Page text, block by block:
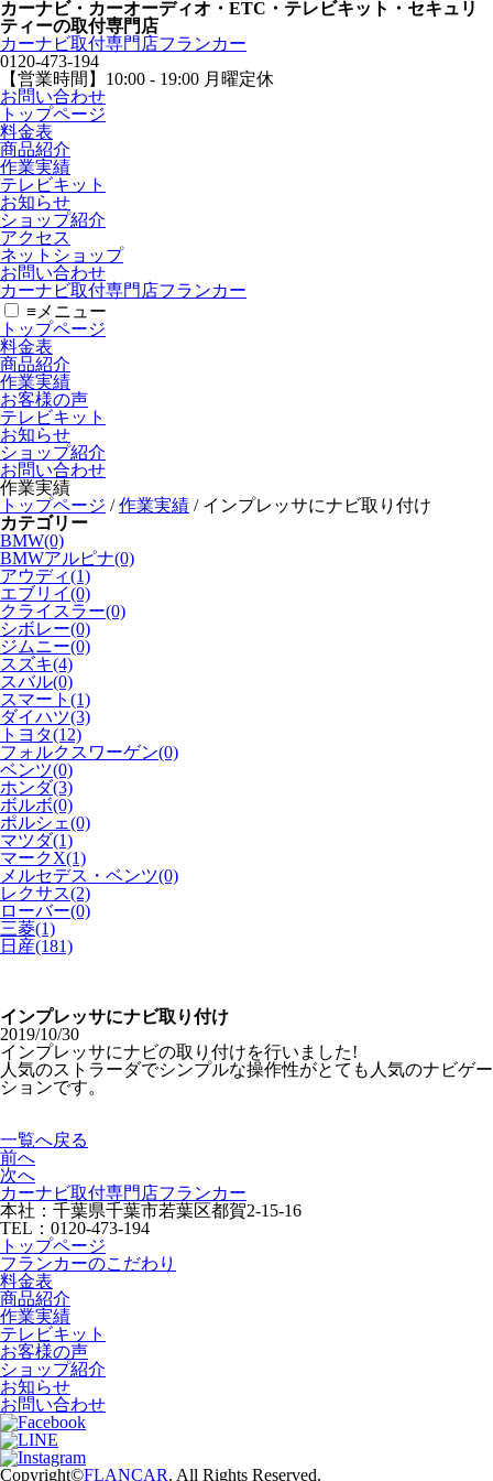
カーナビ・カーオーディオ・ETC・テレビキット・セキュリ
ティーの取付専門店
カーナビ取付専⾨店フランカー
0120-473-194
【営業時間】 10:00 - 19:00 月曜定休
お問い合わせ
トップページ
料金表
商品紹介
作業実績
テレビキット
お知らせ
ショップ紹介
アクセス
ネットショップ
お問い合わせ
カーナビ取付専⾨店フランカー
≡ メニュー
トップページ
料金表
商品紹介
作業実績
お客様の声
テレビキット
お知らせ
ショップ紹介
お問い合わせ
作業実績
トップページ /作業実績 / インプレッサにナビ取り付け
カテゴリー
BMW(0)
BMWアルピナ(0)
アウディ(1)
エブリイ(0)
クライスラー(0)
シボレー(0)
ジムニー(0)
スズキ(4)
スバル(0)
スマート(1)
ダイハツ(3)
トヨタ(12)
フォルクスワーゲン(0)
ベンツ(0)
ホンダ(3)
ボルボ(0)
ポルシェ(0)
マツダ(1)
マークX(1)
メルセデス・ベンツ(0)
レクサス(2)
ローバー(0)
三菱(1)
日産(181)
インプレッサにナビ取り付け
2019/10/30
インプレッサにナビの取り付けを行いました!
人気のストラーダでシンプルな操作性がとても人気のナビゲー
ションです。
一覧へ戻る
前へ
次へ
カーナビ取付専⾨店フランカー
本社：千葉県千葉市若葉区都賀2-15-16
TEL：0120-473-194
トップページ
フランカーのこだわり
料金表
商品紹介
作業実績
テレビキット
お客様の声
ショップ紹介
お知らせ
お問い合わせ
Copyright©FLANCAR. All Rights Reserved.